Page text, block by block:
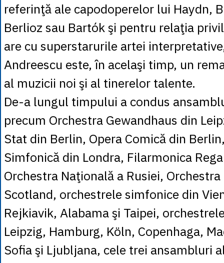
referinţă ale capodoperelor lui Haydn,
Berlioz sau Bartók şi pentru relaţia
are cu superstarurile artei
Andreescu este, în acelaşi timp, un
al muzicii noi şi al tinerelor talente.
De-a lungul timpului a condus
precum Orchestra Gewandhaus din
Stat din Berlin, Opera Comică din
Simfonică din Londra, Filarmonica
Orchestra Naţională a Rusiei,
Scotland, orchestrele simfonice din
Rejkiavik, Alabama şi Taipei,
Leipzig, Hamburg, Köln, Copenhaga,
Sofia şi Ljubljana, cele trei ansambluri